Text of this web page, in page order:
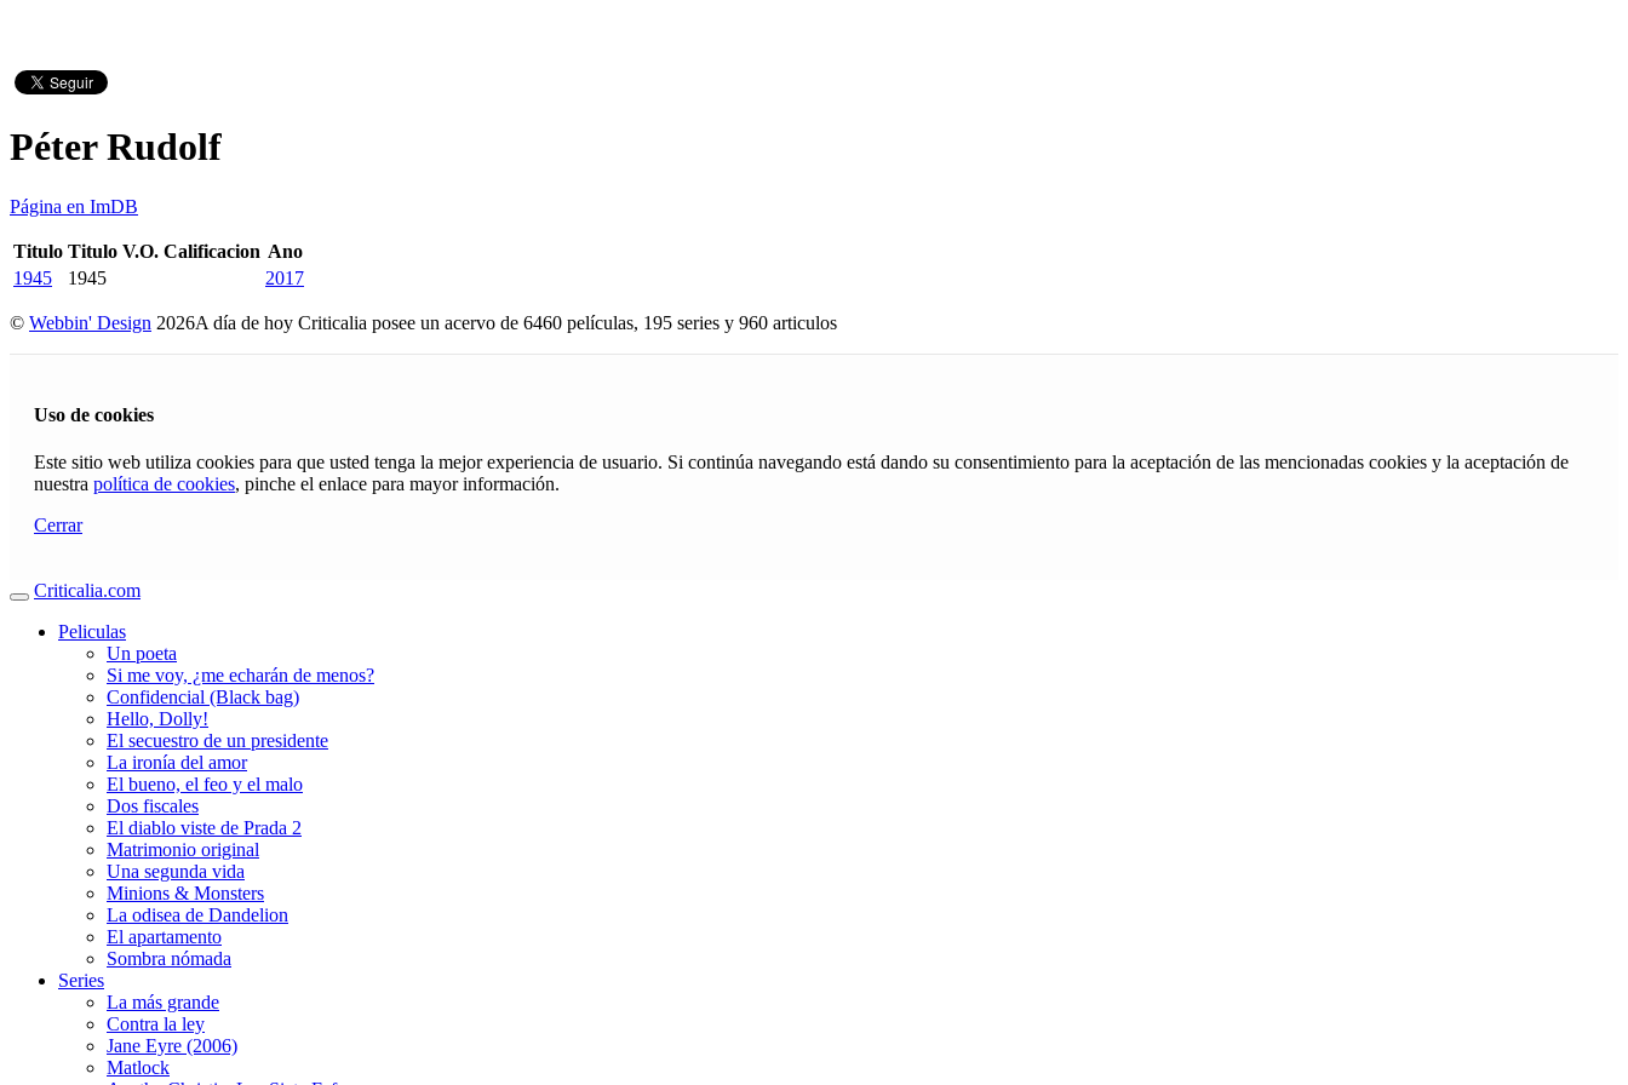
Péter Rudolf
Página en ImDB
Titulo Titulo V.O. Calificacion Ano
1945
1945 2017
© Webbin' Design 2026A día de hoy Criticalia posee un acervo de 6460 películas, 195 series y 960 articulos
Uso de cookies
Este sitio web utiliza cookies para que usted tenga la mejor experiencia de usuario. Si continúa navegando está dando su consentimiento para la aceptación de las mencionadas cookies y la aceptación de
nuestra política de cookies, pinche el enlace para mayor información.
Cerrar
Criticalia.com
Peliculas
Un poeta
Si me voy, ¿me echarán de menos?
Confidencial (Black bag)
Hello, Dolly!
El secuestro de un presidente
La ironía del amor
El bueno, el feo y el malo
Dos fiscales
El diablo viste de Prada 2
Matrimonio original
Una segunda vida
Minions & Monsters
La odisea de Dandelion
El apartamento
Sombra nómada
Series
La más grande
Contra la ley
Jane Eyre (2006)
Matlock